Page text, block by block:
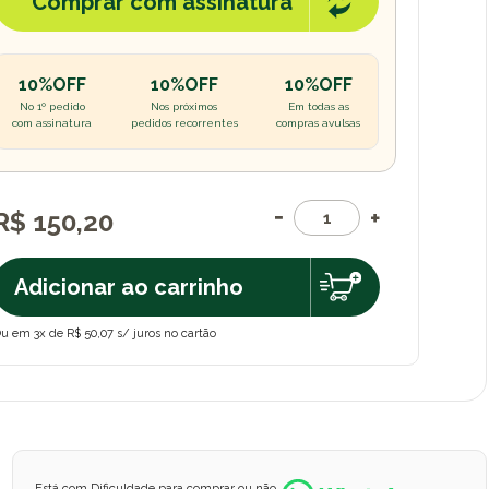
150,20
Adicionar ao carrinho
em 3x de R$ 50,07 s/ juros no cartão
10%OFF
No 1º pedido
com assinatura
10%OFF
Nos próximos
pedidos recorrentes
10%OFF
Em todas as
compras avulsas